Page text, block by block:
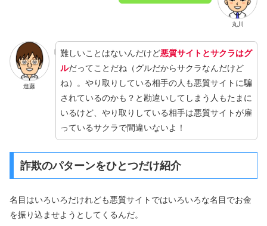
丸川
進藤
難しいことはないんだけど悪質サイトとサクラはグ
ルだってことだね（グルだからサクラなんだけど
ね）。やり取りしている相手の人も悪質サイトに騙
されているのかも？と勘違いしてしまう人もたまに
いるけど、やり取りしている相手は悪質サイトが雇
っているサクラで間違いないよ！
詐欺のパターンをひとつだけ紹介
名目はいろいろだけれども悪質サイトではいろいろな名目でお金
を振り込ませようとしてくるんだ。